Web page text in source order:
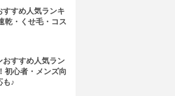
すすめ人気ランキ
乾・くせ毛・コス
おすすめ人気ラン
初心者・メンズ向
も♪